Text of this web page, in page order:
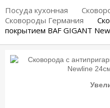
Посуда кухонная
Сковороды Германия
покрытием BAF GIGANT